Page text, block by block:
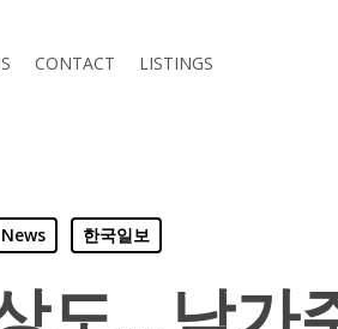
CONTACT LISTINGS
News 한국일보